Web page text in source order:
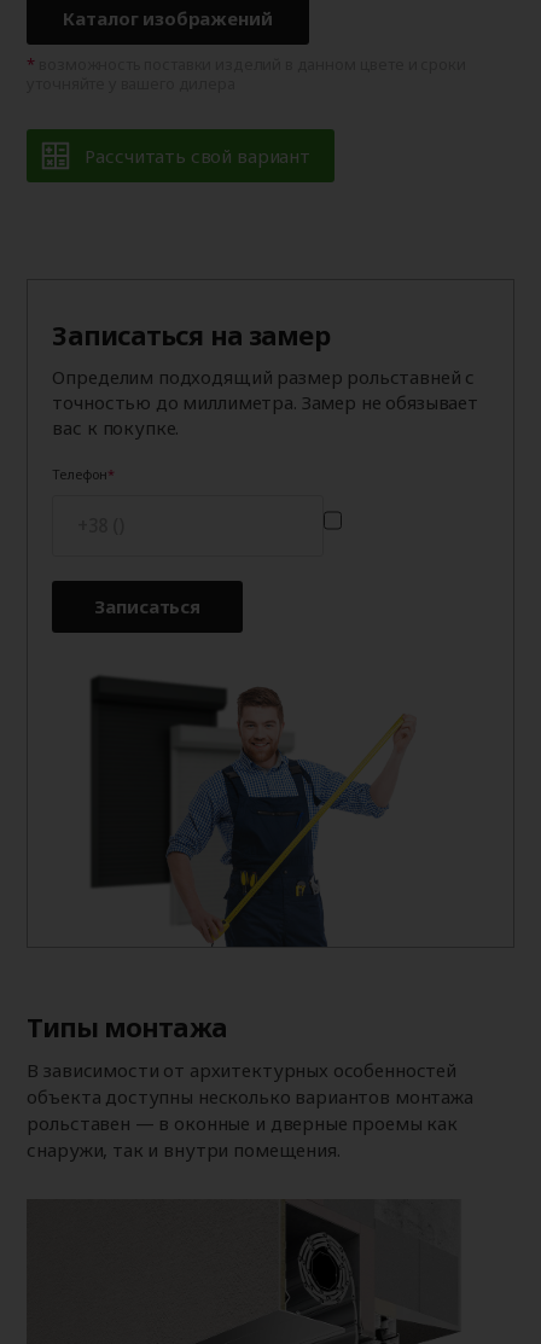
Каталог изображений
Рассчитать свой вариант
Записаться на замер
Определим подходящий размер рольставней с
точностью до миллиметра. Замер не обязывает
вас к покупке.
Телефон
Записаться
Типы монтажа
В зависимости от архитектурных особенностей
объекта доступны несколько вариантов монтажа
рольставен — в оконные и дверные проемы как
снаружи, так и внутри помещения.